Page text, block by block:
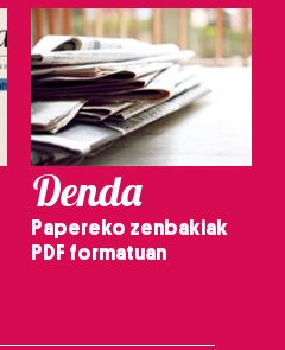
Denda
Papereko zenbakiak
PDF formatuan